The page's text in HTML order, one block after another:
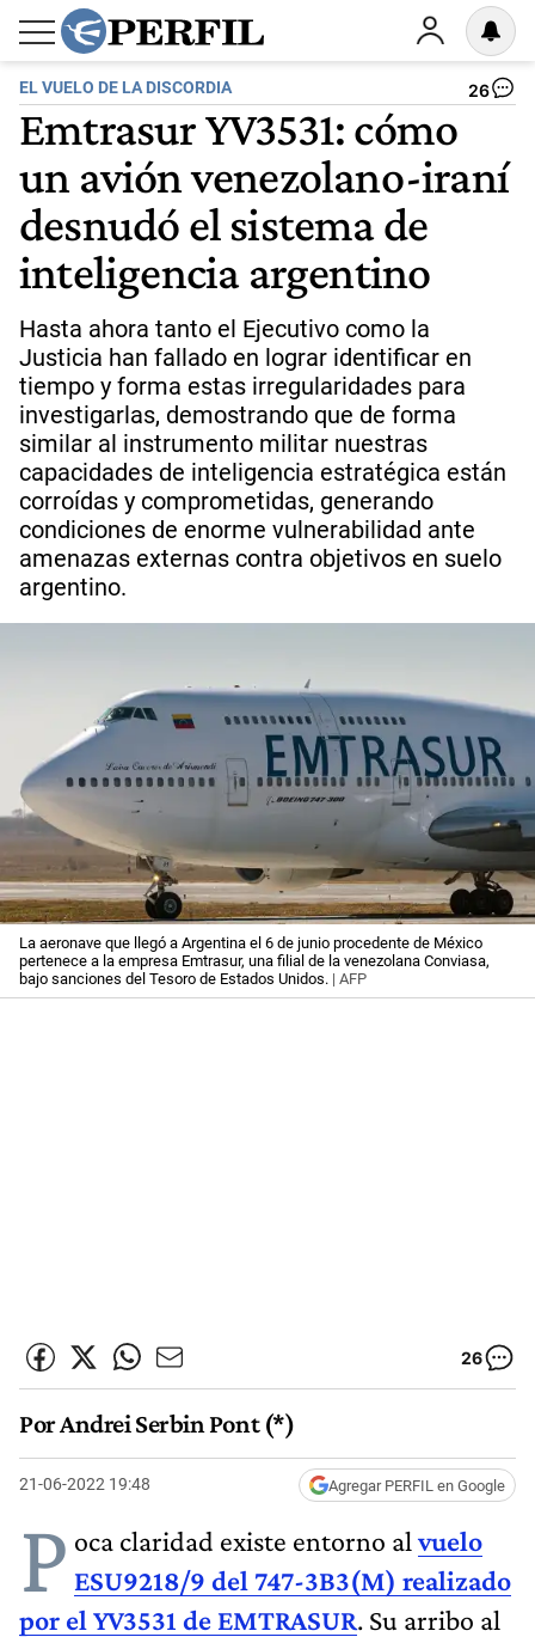
EL VUELO DE LA DISCORDIA 26
Emtrasur YV3531: cómo
un avión venezolano-iraní
desnudó el sistema de
inteligencia argentino
Hasta ahora tanto el Ejecutivo como la
Justicia han fallado en lograr identificar en
tiempo y forma estas irregularidades para
investigarlas, demostrando que de forma
similar al instrumento militar nuestras
capacidades de inteligencia estratégica están
corroídas y comprometidas, generando
condiciones de enorme vulnerabilidad ante
amenazas externas contra objetivos en suelo
argentino.
La aeronave que llegó a Argentina el 6 de junio procedente de México
pertenece a la empresa Emtrasur, una filial de la venezolana Conviasa,
bajo sanciones del Tesoro de Estados Unidos. | AFP
26
Por Andrei Serbin Pont (*)
21-06-2022 19:48 Agregar PERFIL en Google
P oca claridad existe entorno alvuelo
ESU9218/9 del 747-3B3(M) realizado
por el YV3531 de EMTRASUR. Su arribo al